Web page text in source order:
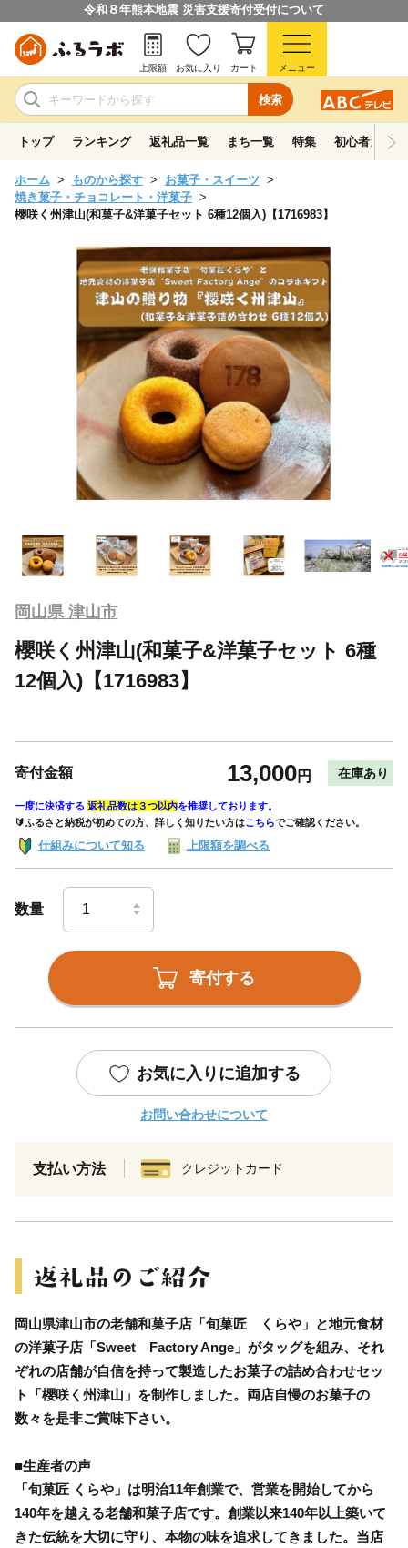
令和８年熊本地震 災害支援寄付受付について
検索
上限額 お気に入り カート メニュー
トップ ランキング 返礼品一覧 まち一覧 特集 初心者ガイド
ホーム ものから探す
お菓子・スイーツ
焼き菓子・チョコレート・洋菓子
櫻咲く州津山(和菓子&洋菓子セット 6種12個入)【1716983】
岡山県 津山市
櫻咲く州津山(和菓子&洋菓子セット 6種
12個入)【1716983】
寄付金額 13,000円 在庫あり
一度に決済する 返礼品数は３つ以内を推奨しております。
🔰ふるさと納税が初めての方、詳しく知りたい方はこちらでご確認ください。
仕組みについて知る 上限額を調べる
数量
寄付する
お気に入りに追加する
お問い合わせについて
支払い方法 クレジットカード
岡山県津山市の老舗和菓子店「旬菓匠 くらや」と地元食材
の洋菓子店「Sweet Factory Ange」がタッグを組み、それ
ぞれの店舗が自信を持って製造したお菓子の詰め合わせセッ
ト「櫻咲く州津山」を制作しました。両店自慢のお菓子の
数々を是非ご賞味下さい。
■生産者の声
「旬菓匠 くらや」は明治11年創業で、営業を開始してから
140年を越える老舗和菓子店です。創業以来140年以上築いて
きた伝統を大切に守り、本物の味を追求してきました。当店